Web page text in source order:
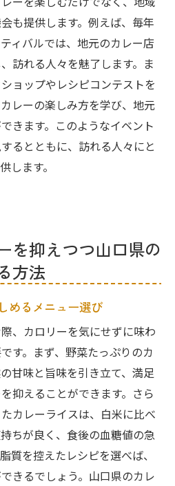
も提供します。例えば、毎年
ィバルでは、地元のカレー店
訪れる人々を魅了します。ま
ョップやレシピコンテストを
レーの楽しみ方を学び、地元
きます。このようなイベント
るとともに、訪れる人々にと
します。
を抑えつつ山口県の
方法
めるメニュー選び
、カロリーを気にせずに味わ
す。まず、野菜たっぷりのカ
甘味と旨味を引き立て、満足
抑えることができます。さら
カレーライスは、白米に比べ
ちが良く、食後の血糖値の急
質を控えたレシピを選べば、
きるでしょう。山口県のカレ